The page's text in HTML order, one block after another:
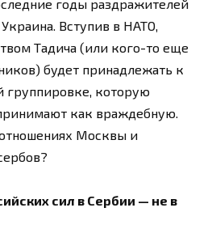
годы раздражителей
Вступив в НАТО,
Тадича (или кого-то еще
будет принадлежать к
группировке, которую
как враждебную.
отношениях Москвы и
сил в Сербии — не в